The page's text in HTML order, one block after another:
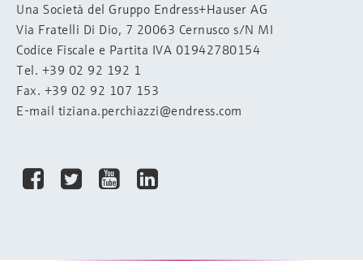
Una Società del Gruppo Endress+Hauser AG
Via Fratelli Di Dio, 7 20063 Cernusco s/N MI
Codice Fiscale e Partita IVA 01942780154
Tel. +39 02 92 192 1
Fax. +39 02 92 107 153
E-mail tiziana.perchiazzi@endress.com